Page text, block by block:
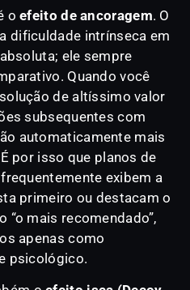
oefeito de ancoragem. O
dificuldade intrínseca em
ele sempre
Quando você
de altíssimo valor
subsequentes com
automaticamente mais
por isso que planos de
exibem a
primeiro ou destacam o
mais recomendado”,
apenas como
psicológico.